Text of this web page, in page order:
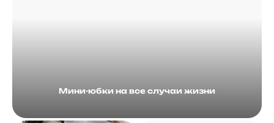
Мини-юбки на все случаи жизни